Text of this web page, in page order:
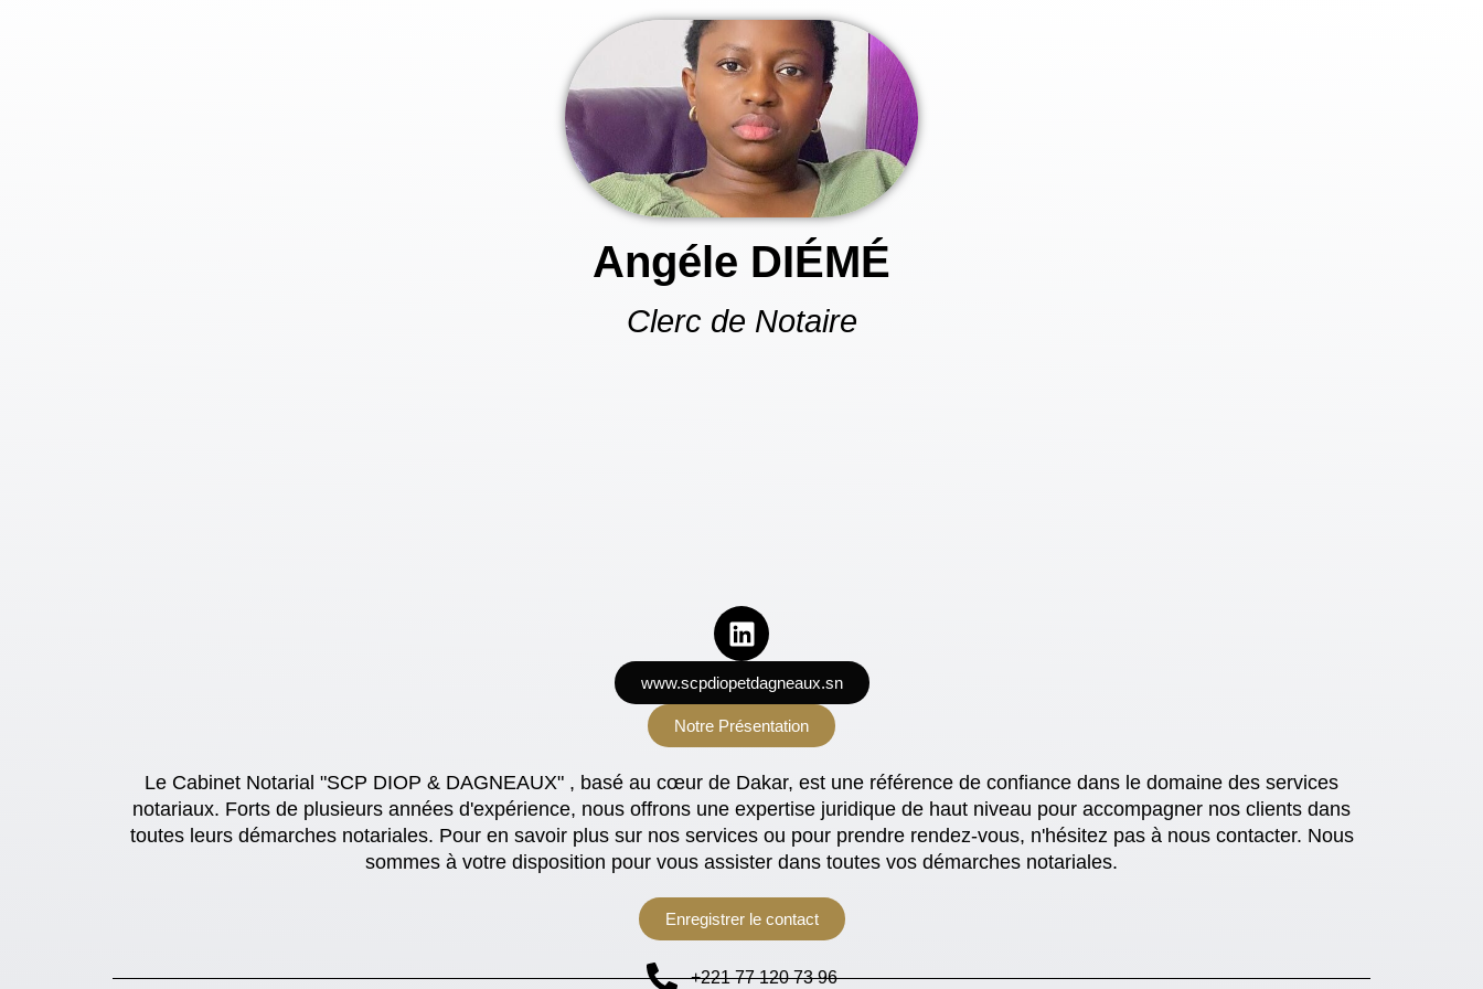
Angéle DIÉMÉ
Clerc de Notaire
www.scpdiopetdagneaux.sn
Notre Présentation
Le Cabinet Notarial "SCP DIOP & DAGNEAUX" , basé au cœur de Dakar, est une référence de confiance dans le domaine des services
notariaux. Forts de plusieurs années d'expérience, nous offrons une expertise juridique de haut niveau pour accompagner nos clients dans
toutes leurs démarches notariales. Pour en savoir plus sur nos services ou pour prendre rendez-vous, n'hésitez pas à nous contacter. Nous
sommes à votre disposition pour vous assister dans toutes vos démarches notariales.
Enregistrer le contact
+221 77 120 73 96